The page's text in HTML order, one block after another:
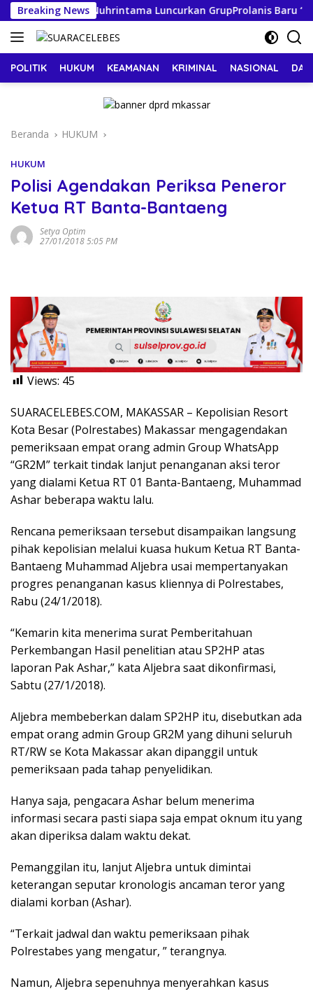
Langsung
ke
konten
Breaking News
Klinik Nuhrintama Luncurkan GrupProlanis Baru
POLITIK HUKUM KEAMANAN KRIMINAL NASIONAL
Beranda HUKUM
HUKUM
Polisi Agendakan Periksa Peneror
Ketua RT Banta-Bantaeng
Setya Optim
27/01/2018 5:05 PM
Views: 45
SUARACELEBES.COM, MAKASSAR – Kepolisian Resort
Kota Besar (Polrestabes) Makassar mengagendakan
pemeriksaan empat orang admin Group WhatsApp
“GR2M” terkait tindak lanjut penanganan aksi teror
yang dialami Ketua RT 01 Banta-Bantaeng, Muhammad
Ashar beberapa waktu lalu.
Rencana pemeriksaan tersebut disampaikan langsung
pihak kepolisian melalui kuasa hukum Ketua RT Banta-
Bantaeng Muhammad Aljebra usai mempertanyakan
progres penanganan kasus kliennya di Polrestabes,
Rabu (24/1/2018).
“Kemarin kita menerima surat Pemberitahuan
Perkembangan Hasil penelitian atau SP2HP atas
laporan Pak Ashar,” kata Aljebra saat dikonfirmasi,
Sabtu (27/1/2018).
Aljebra membeberkan dalam SP2HP itu, disebutkan ada
empat orang admin Group GR2M yang dihuni seluruh
RT/RW se Kota Makassar akan dipanggil untuk
pemeriksaan pada tahap penyelidikan.
Hanya saja, pengacara Ashar belum menerima
informasi secara pasti siapa saja empat oknum itu yang
akan diperiksa dalam waktu dekat.
Pemanggilan itu, lanjut Aljebra untuk dimintai
keterangan seputar kronologis ancaman teror yang
dialami korban (Ashar).
“Terkait jadwal dan waktu pemeriksaan pihak
Polrestabes yang mengatur, ” terangnya.
Namun, Aljebra sepenuhnya menyerahkan kasus